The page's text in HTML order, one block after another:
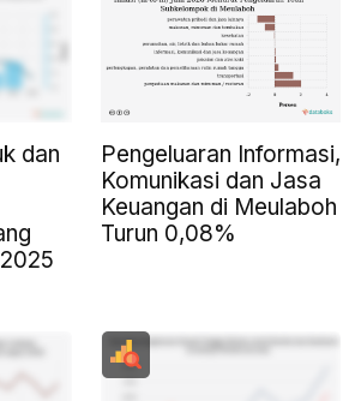
dan
Pengeluaran Informasi,
Komunikasi dan Jasa
Keuangan di Meulaboh
Turun 0,08%